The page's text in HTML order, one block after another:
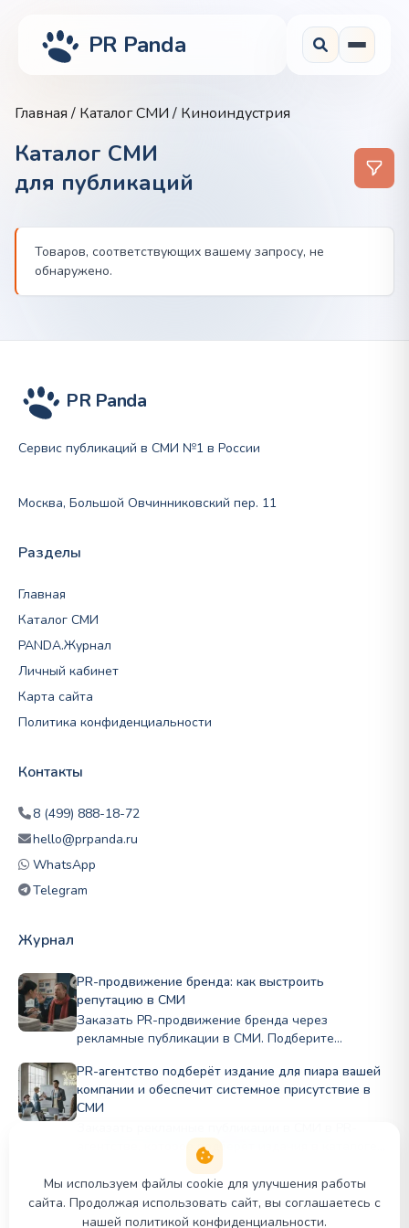
PR Panda
Главная/ Каталог СМИ/ Киноиндустрия
Каталог СМИ
для публикаций
Товаров, соответствующих вашему запросу, не
обнаружено.
PR Panda
Сервис публикаций в СМИ №1 в России
Москва, Большой Овчинниковский пер. 11
Разделы
Главная
Каталог СМИ
PANDA.Журнал
Личный кабинет
Карта сайта
Политика конфиденциальности
Контакты
8 (499) 888-18-72
hello@prpanda.ru
WhatsApp
Telegram
Журнал
PR-продвижение бренда: как выстроить
репутацию в СМИ
Заказать PR-продвижение бренда через
рекламные публикации в СМИ. Подберите
репутацию Полный цикл в PRslon.
PR-агентство подберёт издание для пиара вашей
компании и обеспечит системное присутствие в
СМИ
агентстве, которое подберёт издания в каталоге
PR Panda для публикации в деловых и отраслевых
СМИ под задачи бизнеса.
Мы используем файлы cookie для улучшения работы
сайта. Продолжая использовать сайт, вы соглашаетесь с
нашей политикой конфиденциальности.